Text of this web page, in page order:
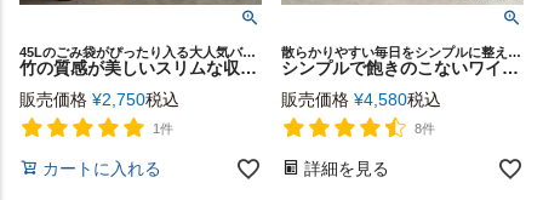
45Lのごみ袋がぴったり入る大人気バンブーバスケット
竹の質感が美しいスリムな収納バスケット しっかり収納できるからランドリーバスケットやゴミ箱にもちょうどいい。Lスタンダード65L [6530]
販売価格 ¥2,750税込
1件
カートに入れる
散らかりやすい毎日をシンプルに整える ワイヤーバスケットシリーズ「Wyle（ワイル）」
シンプルで飽きのこないワイヤーデザイン。 キャスター付きランドリーバスケット57L【Wyle-ワイル】[64120]
販売価格 ¥4,580税込
8件
詳細を見る